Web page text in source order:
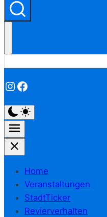
Instagram
Facebook
Home
Veranstaltungen
StadtTicker
Revierverhalten